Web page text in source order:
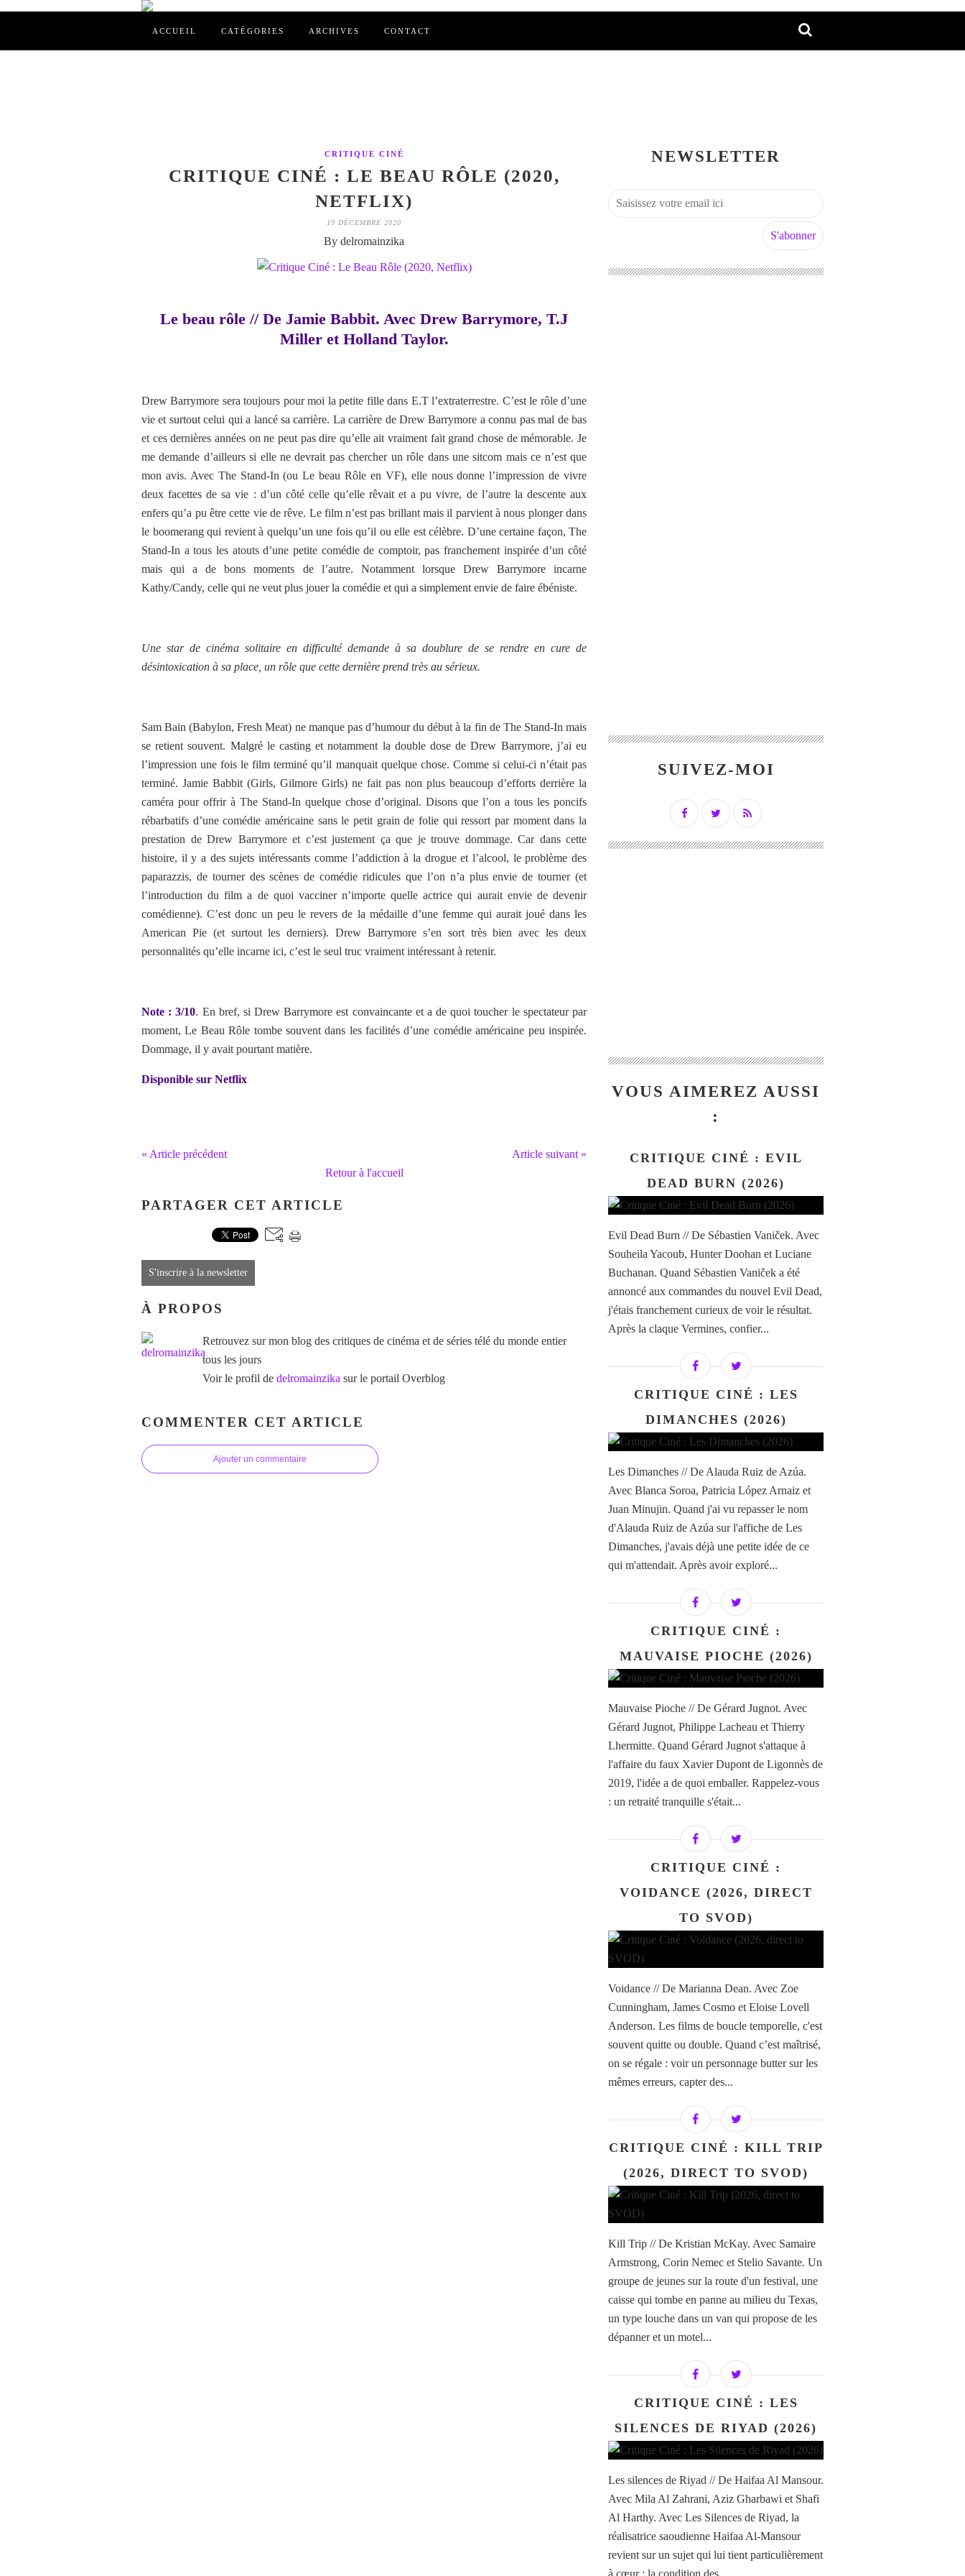
ACCUEIL CATÉGORIES ARCHIVES CONTACT
CRITIQUE CINÉ
CRITIQUE CINÉ : LE BEAU RÔLE (2020,
NETFLIX)
19 DÉCEMBRE 2020
By delromainzika
Le beau rôle // De Jamie Babbit. Avec Drew Barrymore, T.J
Miller et Holland Taylor.
Drew Barrymore sera toujours pour moi la petite fille dans E.T l’extraterrestre. C’est le rôle d’une
vie et surtout celui qui a lancé sa carrière. La carrière de Drew Barrymore a connu pas mal de bas
et ces dernières années on ne peut pas dire qu’elle ait vraiment fait grand chose de mémorable. Je
me demande d’ailleurs si elle ne devrait pas chercher un rôle dans une sitcom mais ce n’est que
mon avis. Avec The Stand-In (ou Le beau Rôle en VF), elle nous donne l’impression de vivre
deux facettes de sa vie : d’un côté celle qu’elle rêvait et a pu vivre, de l’autre la descente aux
enfers qu’a pu être cette vie de rêve. Le film n’est pas brillant mais il parvient à nous plonger dans
le boomerang qui revient à quelqu’un une fois qu’il ou elle est célèbre. D’une certaine façon, The
Stand-In a tous les atouts d’une petite comédie de comptoir, pas franchement inspirée d’un côté
mais qui a de bons moments de l’autre. Notamment lorsque Drew Barrymore incarne
Kathy/Candy, celle qui ne veut plus jouer la comédie et qui a simplement envie de faire ébéniste.
Une star de cinéma solitaire en difficulté demande à sa doublure de se rendre en cure de
désintoxication à sa place, un rôle que cette dernière prend très au sérieux.
Sam Bain (Babylon, Fresh Meat) ne manque pas d’humour du début à la fin de The Stand-In mais
se retient souvent. Malgré le casting et notamment la double dose de Drew Barrymore, j’ai eu
l’impression une fois le film terminé qu’il manquait quelque chose. Comme si celui-ci n’était pas
terminé. Jamie Babbit (Girls, Gilmore Girls) ne fait pas non plus beaucoup d’efforts derrière la
caméra pour offrir à The Stand-In quelque chose d’original. Disons que l’on a tous les poncifs
rébarbatifs d’une comédie américaine sans le petit grain de folie qui ressort par moment dans la
prestation de Drew Barrymore et c’est justement ça que je trouve dommage. Car dans cette
histoire, il y a des sujets intéressants comme l’addiction à la drogue et l’alcool, le problème des
paparazzis, de tourner des scènes de comédie ridicules que l’on n’a plus envie de tourner (et
l’introduction du film a de quoi vacciner n’importe quelle actrice qui aurait envie de devenir
comédienne). C’est donc un peu le revers de la médaille d’une femme qui aurait joué dans les
American Pie (et surtout les derniers). Drew Barrymore s’en sort très bien avec les deux
personnalités qu’elle incarne ici, c’est le seul truc vraiment intéressant à retenir.
Note : 3/10. En bref, si Drew Barrymore est convaincante et a de quoi toucher le spectateur par
moment, Le Beau Rôle tombe souvent dans les facilités d’une comédie américaine peu inspirée.
Dommage, il y avait pourtant matière.
Disponible sur Netflix
« Article précédent
Article suivant »
Retour à l'accueil
PARTAGER CET ARTICLE
S'inscrire à la newsletter
À PROPOS
Retrouvez sur mon blog des critiques de cinéma et de séries télé du monde entier
tous les jours
Voir le profil de delromainzika sur le portail Overblog
COMMENTER CET ARTICLE
Ajouter un commentaire
NEWSLETTER
SUIVEZ-MOI
VOUS AIMEREZ AUSSI
:
CRITIQUE CINÉ : EVIL
DEAD BURN (2026)
Evil Dead Burn // De Sébastien Vaniček. Avec
Souheila Yacoub, Hunter Doohan et Luciane
Buchanan. Quand Sébastien Vaniček a été
annoncé aux commandes du nouvel Evil Dead,
j'étais franchement curieux de voir le résultat.
Après la claque Vermines, confier...
CRITIQUE CINÉ : LES
DIMANCHES (2026)
Les Dimanches // De Alauda Ruiz de Azúa.
Avec Blanca Soroa, Patricia López Arnaiz et
Juan Minujin. Quand j'ai vu repasser le nom
d'Alauda Ruiz de Azúa sur l'affiche de Les
Dimanches, j'avais déjà une petite idée de ce
qui m'attendait. Après avoir exploré...
CRITIQUE CINÉ :
MAUVAISE PIOCHE (2026)
Mauvaise Pioche // De Gérard Jugnot. Avec
Gérard Jugnot, Philippe Lacheau et Thierry
Lhermitte. Quand Gérard Jugnot s'attaque à
l'affaire du faux Xavier Dupont de Ligonnès de
2019, l'idée a de quoi emballer. Rappelez-vous
: un retraité tranquille s'était...
CRITIQUE CINÉ :
VOIDANCE (2026, DIRECT
TO SVOD)
Voidance // De Marianna Dean. Avec Zoe
Cunningham, James Cosmo et Eloise Lovell
Anderson. Les films de boucle temporelle, c'est
souvent quitte ou double. Quand c’est maîtrisé,
on se régale : voir un personnage butter sur les
mêmes erreurs, capter des...
CRITIQUE CINÉ : KILL TRIP
(2026, DIRECT TO SVOD)
Kill Trip // De Kristian McKay. Avec Samaire
Armstrong, Corin Nemec et Stelio Savante. Un
groupe de jeunes sur la route d'un festival, une
caisse qui tombe en panne au milieu du Texas,
un type louche dans un van qui propose de les
dépanner et un motel...
CRITIQUE CINÉ : LES
SILENCES DE RIYAD (2026)
Les silences de Riyad // De Haifaa Al Mansour.
Avec Mila Al Zahrani, Aziz Gharbawi et Shafi
Al Harthy. Avec Les Silences de Riyad, la
réalisatrice saoudienne Haifaa Al-Mansour
revient sur un sujet qui lui tient particulièrement
à cœur : la condition des...